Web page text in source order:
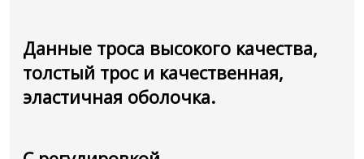
Данные троса высокого качества,
толстый трос и качественная,
эластичная оболочка.